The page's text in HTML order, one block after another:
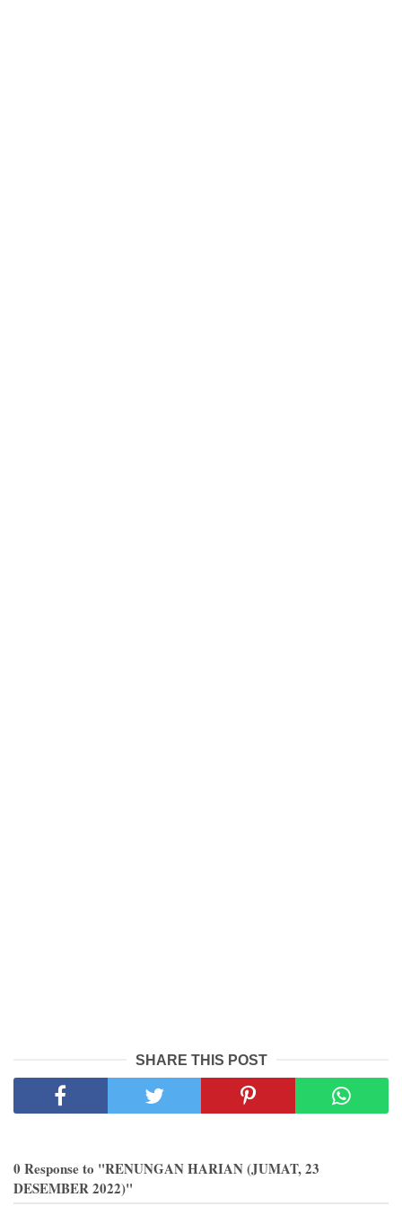
SHARE THIS POST
0 Response to "RENUNGAN HARIAN (JUMAT, 23
DESEMBER 2022)"